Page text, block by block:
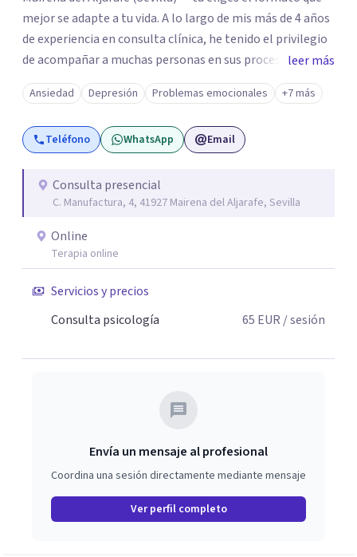
mejor se adapte a tu vida. A lo largo de mis más de 4 años
de experiencia en consulta clínica, he tenido el privilegio
de acompañar a muchas personas en sus procesos de
cambio, viendo de primera mano cómo somos capaces de
transformar nuestro malestar en fortaleza.
leer más
Ansiedad Depresión Problemas emocionales +7 más
Teléfono WhatsApp Email
Consulta presencial
C. Manufactura, 4, 41927 Mairena del Aljarafe, Sevilla
Online
Terapia online
Servicios y precios
Consulta psicología
65 EUR / sesión
Envía un mensaje al profesional
Coordina una sesión directamente mediante mensaje
Ver perfil completo